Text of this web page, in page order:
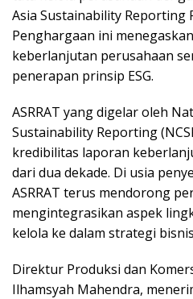
Asia Sustainability Reporting
Penghargaan ini
keberlanjutan perusahaan
penerapan prinsip ESG.
ASRRAT yang digelar oleh
Sustainability Reporting
kredibilitas laporan
dari dua dekade. Di usia
ASRRAT terus mendorong
mengintegrasikan aspek
kelola ke dalam strategi
Direktur Produksi dan
Ilhamsyah Mahendra,